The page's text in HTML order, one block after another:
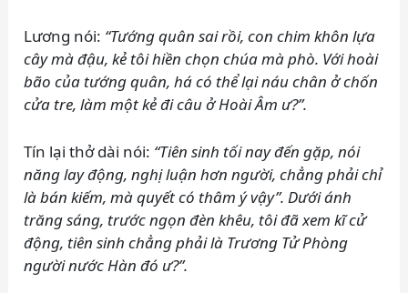
Lương nói: “Tướng quân sai rồi, con chim khôn lựa
cây mà đậu, kẻ tôi hiền chọn chúa mà phò. Với hoài
bão của tướng quân, há có thể lại náu chân ở chốn
cửa tre, làm một kẻ đi câu ở Hoài Âm ư?”.
Tín lại thở dài nói: “Tiên sinh tối nay đến gặp, nói
năng lay động, nghị luận hơn người, chẳng phải chỉ
là bán kiếm, mà quyết có thâm ý vậy”. Dưới ánh
trăng sáng, trước ngọn đèn khêu, tôi đã xem kĩ cử
động, tiên sinh chẳng phải là Trương Tử Phòng
người nước Hàn đó ư?”.